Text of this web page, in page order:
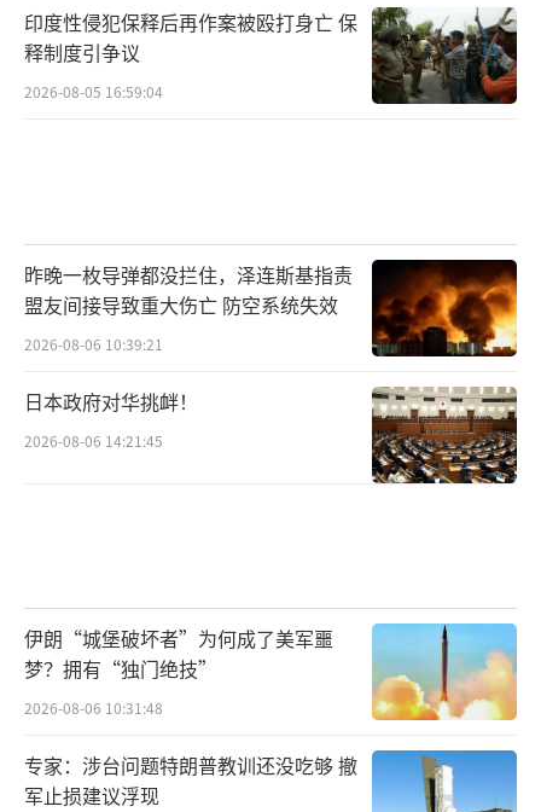
印度性侵犯保释后再作案被殴打身亡 保
释制度引争议
2026-08-05 16:59:04
昨晚一枚导弹都没拦住，泽连斯基指责
盟友间接导致重大伤亡 防空系统失效
2026-08-06 10:39:21
日本政府对华挑衅！
2026-08-06 14:21:45
伊朗“城堡破坏者”为何成了美军噩
梦？拥有“独门绝技”
2026-08-06 10:31:48
专家：涉台问题特朗普教训还没吃够 撤
军止损建议浮现